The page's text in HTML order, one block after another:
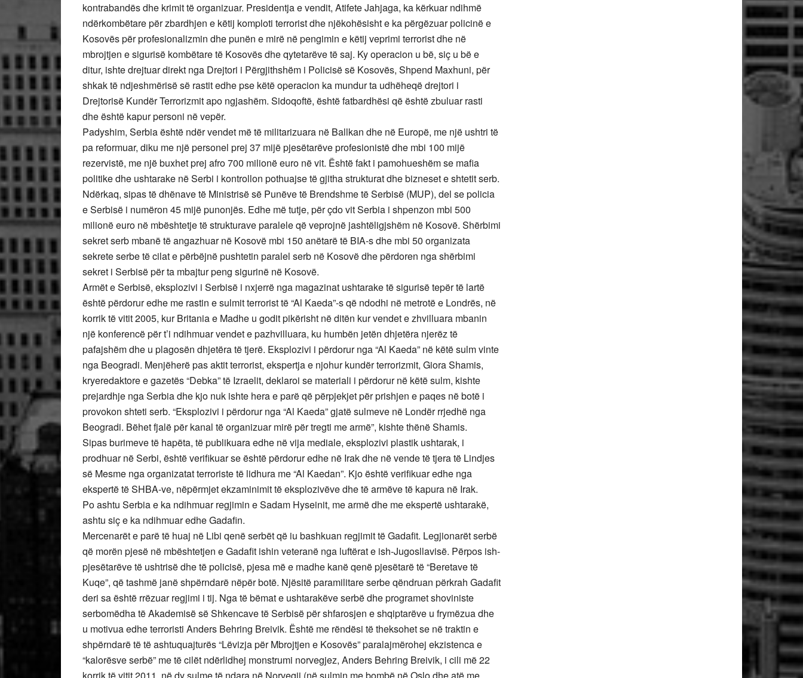
kontrabandës dhe krimit të organizuar. Presidentja e vendit, Atifete Jahjaga, ka kërkuar ndihmë
ndërkombëtare për zbardhjen e këtij komploti terrorist dhe njëkohësisht e ka përgëzuar policinë e
Kosovës për profesionalizmin dhe punën e mirë në pengimin e këtij veprimi terrorist dhe në
mbrojtjen e sigurisë kombëtare të Kosovës dhe qytetarëve të saj. Ky operacion u bë, siç u bë e
ditur, ishte drejtuar direkt nga Drejtori i Përgjithshëm i Policisë së Kosovës, Shpend Maxhuni, për
shkak të ndjeshmërisë së rastit edhe pse këtë operacion ka mundur ta udhëheqë drejtori i
Drejtorisë Kundër Terrorizmit apo ngjashëm. Sidoqoftë, është fatbardhësi që është zbuluar rasti
dhe është kapur personi në vepër.
Padyshim, Serbia është ndër vendet më të militarizuara në Ballkan dhe në Europë, me një ushtri të
pa reformuar, diku me një personel prej 37 mijë pjesëtarëve profesionistë dhe mbi 100 mijë
rezervistë, me një buxhet prej afro 700 milionë euro në vit. Është fakt i pamohueshëm se mafia
politike dhe ushtarake në Serbi i kontrollon pothuajse të gjitha strukturat dhe bizneset e shtetit serb.
Ndërkaq, sipas të dhënave të Ministrisë së Punëve të Brendshme të Serbisë (MUP), del se policia
e Serbisë i numëron 45 mijë punonjës. Edhe më tutje, për çdo vit Serbia i shpenzon mbi 500
milionë euro në mbështetje të strukturave paralele që veprojnë jashtëligjshëm në Kosovë. Shërbimi
sekret serb mbanë të angazhuar në Kosovë mbi 150 anëtarë të BIA-s dhe mbi 50 organizata
sekrete serbe të cilat e përbëjnë pushtetin paralel serb në Kosovë dhe përdoren nga shërbimi
sekret i Serbisë për ta mbajtur peng sigurinë në Kosovë.
Armët e Serbisë, eksplozivi i Serbisë i nxjerrë nga magazinat ushtarake të sigurisë tepër të lartë
është përdorur edhe me rastin e sulmit terrorist të “Al Kaeda”-s që ndodhi në metrotë e Londrës, në
korrik të vitit 2005, kur Britania e Madhe u godit pikërisht në ditën kur vendet e zhvilluara mbanin
një konferencë për t’i ndihmuar vendet e pazhvilluara, ku humbën jetën dhjetëra njerëz të
pafajshëm dhe u plagosën dhjetëra të tjerë. Eksplozivi i përdorur nga “Al Kaeda” në këtë sulm vinte
nga Beogradi. Menjëherë pas aktit terrorist, ekspertja e njohur kundër terrorizmit, Giora Shamis,
kryeredaktore e gazetës “Debka” të Izraelit, deklaroi se materiali i përdorur në këtë sulm, kishte
prejardhje nga Serbia dhe kjo nuk ishte hera e parë që përpjekjet për prishjen e paqes në botë i
provokon shteti serb. “Eksplozivi i përdorur nga “Al Kaeda” gjatë sulmeve në Londër rrjedhë nga
Beogradi. Bëhet fjalë për kanal të organizuar mirë për tregti me armë”, kishte thënë Shamis.
Sipas burimeve të hapëta, të publikuara edhe në vija mediale, eksplozivi plastik ushtarak, i
prodhuar në Serbi, është verifikuar se është përdorur edhe në Irak dhe në vende të tjera të Lindjes
së Mesme nga organizatat terroriste të lidhura me “Al Kaedan”. Kjo është verifikuar edhe nga
ekspertë të SHBA-ve, nëpërmjet ekzaminimit të eksplozivëve dhe të armëve të kapura në Irak.
Po ashtu Serbia e ka ndihmuar regjimin e Sadam Hyseinit, me armë dhe me ekspertë ushtarakë,
ashtu siç e ka ndihmuar edhe Gadafin.
Mercenarët e parë të huaj në Libi qenë serbët që iu bashkuan regjimit të Gadafit. Legjionarët serbë
që morën pjesë në mbështetjen e Gadafit ishin veteranë nga luftërat e ish-Jugosllavisë. Përpos ish-
pjesëtarëve të ushtrisë dhe të policisë, pjesa më e madhe kanë qenë pjesëtarë të “Beretave të
Kuqe”, që tashmë janë shpërndarë nëpër botë. Njësitë paramilitare serbe qëndruan përkrah Gadafit
deri sa është rrëzuar regjimi i tij. Nga të bëmat e ushtarakëve serbë dhe programet shoviniste
serbomëdha të Akademisë së Shkencave të Serbisë për shfarosjen e shqiptarëve u frymëzua dhe
u motivua edhe terroristi Anders Behring Breivik. Është me rëndësi të theksohet se në traktin e
shpërndarë të të ashtuquajturës “Lëvizja për Mbrojtjen e Kosovës” paralajmërohej ekzistenca e
“kalorësve serbë” me të cilët ndërlidhej monstrumi norvegjez, Anders Behring Breivik, i cili më 22